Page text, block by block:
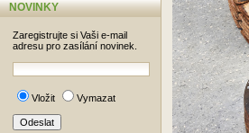
NOVINKY
Zaregistrujte si Vaši e-mail
adresu pro zasílání novinek.
Vložit Vymazat